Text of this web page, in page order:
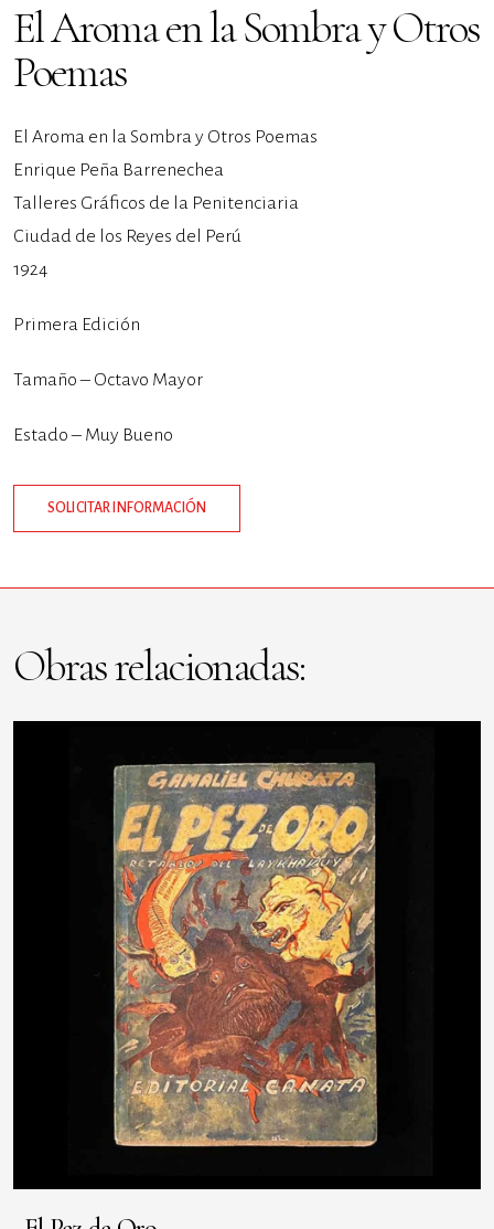
El Aroma en la Sombra y Otros
Poemas
El Aroma en la Sombra y Otros Poemas
Enrique Peña Barrenechea
Talleres Gráficos de la Penitenciaria
Ciudad de los Reyes del Perú
1924
Primera Edición
Tamaño – Octavo Mayor
Estado – Muy Bueno
SOLICITAR INFORMACIÓN
Obras relacionadas: